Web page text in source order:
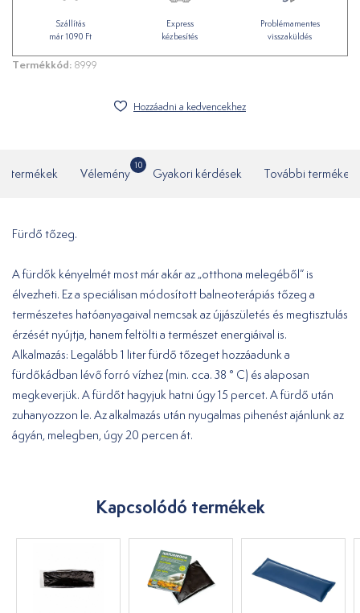
Szállítás
már 1090 Ft
Express
kézbesítés
Problémamentes
visszaküldés
Termékkód: 8999
Hozzáadni a kedvencekhez
termékek Vélemény
10
Gyakori kérdések További termékek
Fürdő tőzeg.
A fürdők kényelmét most már akár az „otthona melegéből” is
élvezheti. Ez a speciálisan módosított balneoterápiás tőzeg a
természetes hatóanyagaival nemcsak az újjászületés és megtisztulás
érzését nyújtja, hanem feltölti a természet energiáival is.
Alkalmazás: Legalább 1 liter fürdő tőzeget hozzáadunk a
fürdőkádban lévő forró vízhez (min. cca. 38 ° C) és alaposan
megkeverjük. A fürdőt hagyjuk hatni úgy 15 percet. A fürdő után
zuhanyozzon le. Az alkalmazás után nyugalmas pihenést ajánlunk az
ágyán, melegben, úgy 20 percen át.
Kapcsolódó termékek